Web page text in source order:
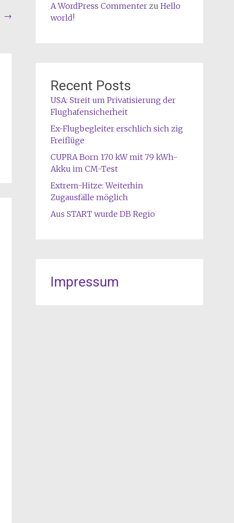
→
A WordPress Commenterzu Hello
world!
Recent Posts
USA: Streit um Privatisierung der
Flughafensicherheit
Ex-Flugbegleiter erschlich sich zig
Freiflüge
CUPRA Born 170 kW mit 79 kWh-
Akku im CM-Test
Extrem-Hitze: Weiterhin
Zugausfälle möglich
Aus START wurde DB Regio
Impressum